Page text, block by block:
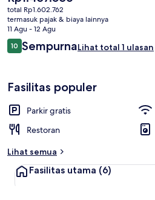
saat
ini
Rp1.457.056
total Rp1.602.762
termasuk pajak & biaya lainnya
11 Agu - 12 Agu
Ulasan
1010 dari 10
SempurnaLihat total 1 ulasan
Fasilitas populer
Parkir gratis
Restoran
Lihat semua
Fasilitas utama (6)